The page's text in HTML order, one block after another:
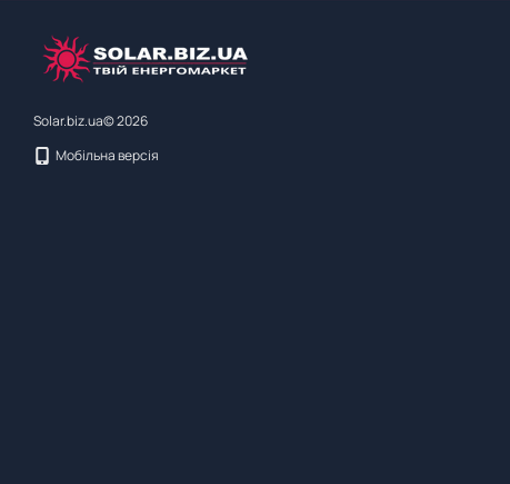
Solar.biz.ua© 2026
Мобільна версія